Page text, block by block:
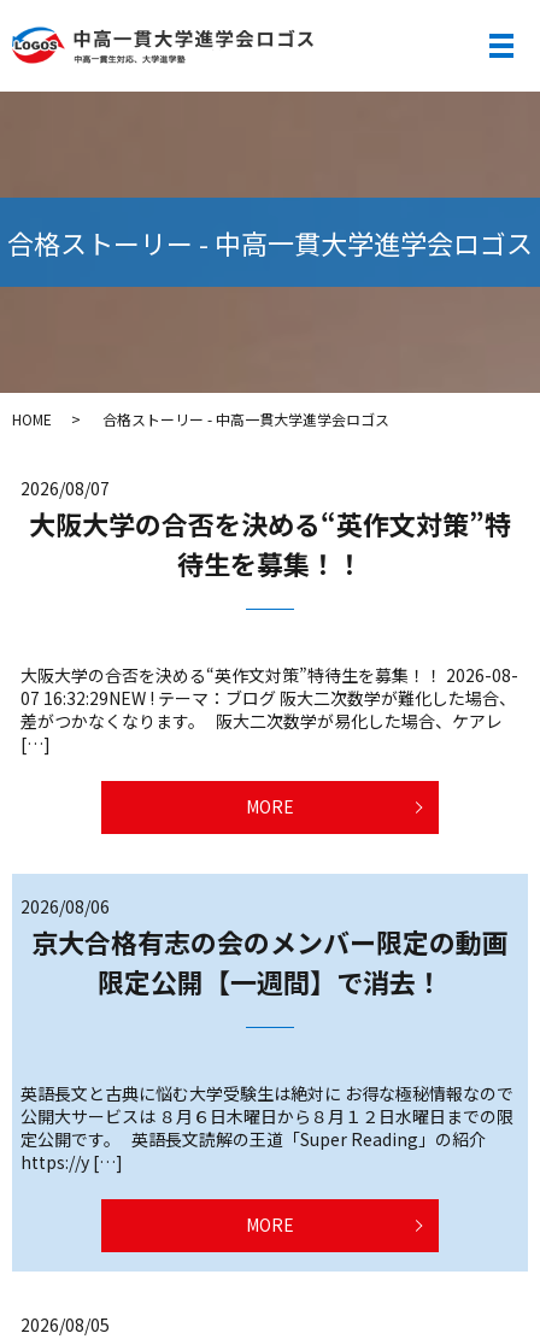
メ
合格ストーリー - 中高一貫大学進学会ロゴス
HOME 合格ストーリー - 中高一貫大学進学会ロゴス
2026/08/07
大阪大学の合否を決める“英作文対策”特
待生を募集！！
大阪大学の合否を決める“英作文対策”特待生を募集！！ 2026-08-
07 16:32:29NEW ! テーマ：ブログ 阪大二次数学が難化した場合、
差がつかなくなります。 阪大二次数学が易化した場合、ケアレ
[…]
MORE
2026/08/06
京大合格有志の会のメンバー限定の動画
限定公開【一週間】で消去！
英語長文と古典に悩む大学受験生は絶対に お得な極秘情報なので
公開大サービスは ８月６日木曜日から８月１２日水曜日までの限
定公開です。 英語長文読解の王道「Super Reading」の紹介
https://y […]
MORE
2026/08/05